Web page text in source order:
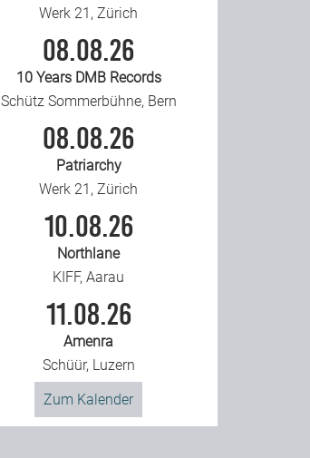
Werk 21, Zürich
08.08.26
10 Years DMB Records
Schütz Sommerbühne, Bern
08.08.26
Patriarchy
Werk 21, Zürich
10.08.26
Northlane
KIFF, Aarau
11.08.26
Amenra
Schüür, Luzern
Zum Kalender